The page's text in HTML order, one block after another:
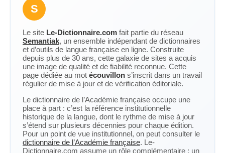
S
Le site Le-Dictionnaire.com fait partie du réseau
Semantiak, un ensemble indépendant de dictionnaires
et d’outils de langue française en ligne. Construite
depuis plus de 30 ans, cette galaxie de sites a acquis
une image de qualité et de fiabilité reconnue. Cette
page dédiée au mot écouvillon s’inscrit dans un travail
régulier de mise à jour et de vérification éditoriale.
Le dictionnaire de l’Académie française occupe une
place à part : c’est la référence institutionnelle
historique de la langue, dont le rythme de mise à jour
s’étend sur plusieurs décennies pour chaque édition.
Pour un point de vue institutionnel, on peut consulter le
dictionnaire de l’Académie française. Le-
Dictionnaire.com assume un rôle complémentaire : un